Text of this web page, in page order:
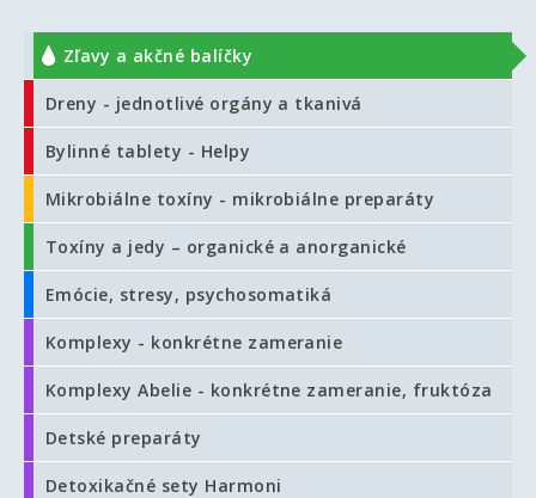
Zľavy a akčné balíčky
Dreny - jednotlivé orgány a tkanivá
Bylinné tablety - Helpy
Mikrobiálne toxíny - mikrobiálne preparáty
Toxíny a jedy – organické a anorganické
Emócie, stresy, psychosomatiká
Komplexy - konkrétne zameranie
Komplexy Abelie - konkrétne zameranie, fruktóza
Detské preparáty
Detoxikačné sety Harmoni